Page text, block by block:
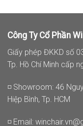
Công Ty Cổ Phần
Giấy phép ĐKKD số
Tp. Hồ Chí Minh cấp
◽ Showroom: 46
Hiệp Bình, Tp. HCM
◽ Email: